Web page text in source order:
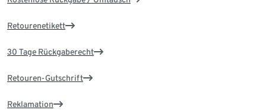
Retourenetikett
30 Tage Rückgaberecht
Retouren-Gutschrift
Reklamation